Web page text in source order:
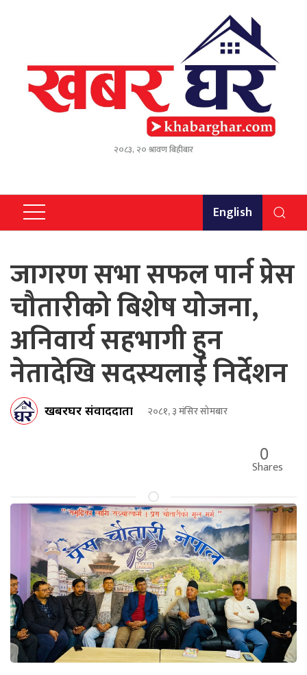
२०८३, २० श्रावण बिहीबार
English
जागरण सभा सफल पार्न प्रेस
चौतारीको बिशेष योजना,
अनिवार्य सहभागी हुन
नेतादेखि सदस्यलाई निर्देशन
खबरघर संवाददाता २०८१, ३ मंसिर सोमबार
0
Shares